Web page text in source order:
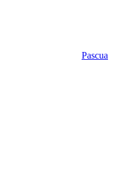
Pascua